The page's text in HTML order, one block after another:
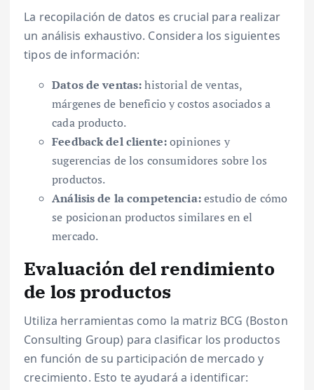
La recopilación de datos es crucial para realizar
un análisis exhaustivo. Considera los siguientes
tipos de información:
Datos de ventas:historial de ventas,
márgenes de beneficio y costos asociados a
cada producto.
Feedback del cliente:opiniones y
sugerencias de los consumidores sobre los
productos.
Análisis de la competencia:estudio de cómo
se posicionan productos similares en el
mercado.
Evaluación del rendimiento
de los productos
Utiliza herramientas como la matriz BCG (Boston
Consulting Group) para clasificar los productos
en función de su participación de mercado y
crecimiento. Esto te ayudará a identificar: